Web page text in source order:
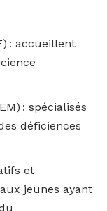
: accueillent
: spécialisés
déficiences
et
jeunes ayant